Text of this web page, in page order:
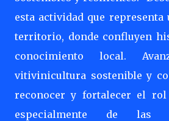
esta actividad que
territorio, donde confluyen
conocimiento local.
vitivinicultura sostenible y
reconocer y fortalecer el rol
especialmente de las